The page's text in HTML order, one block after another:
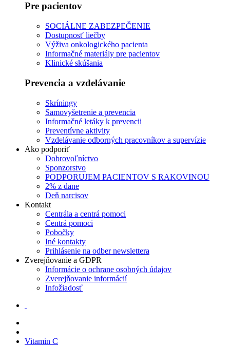
Pre pacientov
SOCIÁLNE ZABEZPEČENIE
Dostupnosť liečby
Výživa onkologického pacienta
Informačné materiály pre pacientov
Klinické skúšania
Prevencia a vzdelávanie
Skríningy
Samovyšetrenie a prevencia
Informačné letáky k prevencii
Preventívne aktivity
Vzdelávanie odborných pracovníkov a supervízie
Ako podporiť
Dobrovoľníctvo
Sponzorstvo
PODPORUJEM PACIENTOV S RAKOVINOU
2% z dane
Deň narcisov
Kontakt
Centrála a centrá pomoci
Centrá pomoci
Pobočky
Iné kontakty
Prihlásenie na odber newslettera
Zverejňovanie a GDPR
Informácie o ochrane osobných údajov
Zverejňovanie informácií
Infožiadosť
Vitamin C